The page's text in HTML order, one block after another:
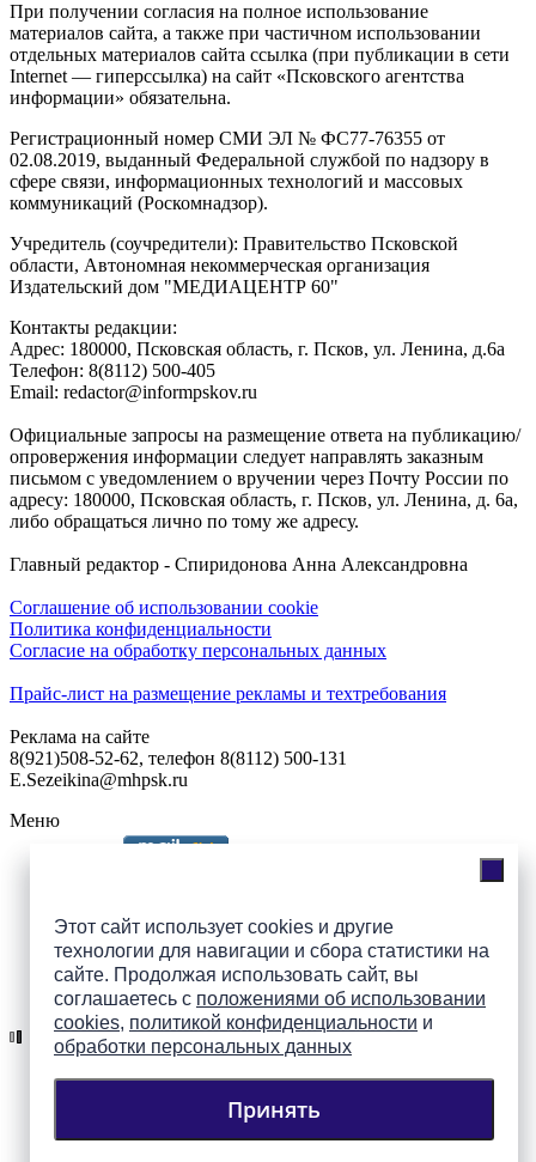
Этот сайт использует cookies и другие
технологии для навигации и сбора статистики на
сайте. Продолжая использовать сайт, вы
соглашаетесь с положениями об использовании
cookies, политикой конфиденциальности и
обработки персональных данных
Принять
При получении согласия на полное использование
материалов сайта, а также при частичном использовании
отдельных материалов сайта ссылка (при публикации в сети
Internet — гиперссылка) на сайт «Псковского агентства
информации» обязательна.
Регистрационный номер СМИ ЭЛ № ФС77-76355 от
02.08.2019, выданный Федеральной службой по надзору в
сфере связи, информационных технологий и массовых
коммуникаций (Роскомнадзор).
Учредитель (соучредители): Правительство Псковской
области, Автономная некоммерческая организация
Издательский дом "МЕДИАЦЕНТР 60"
Контакты редакции:
Адреc: 180000, Псковская область, г. Псков, ул. Ленина, д.6а
Телефон: 8(8112) 500-405
Email: redactor@informpskov.ru
Официальные запросы на размещение ответа на публикацию/
опровержения информации следует направлять заказным
письмом с уведомлением о вручении через Почту России по
адресу: 180000, Псковская область, г. Псков, ул. Ленина, д. 6а,
либо обращаться лично по тому же адресу.
Главный редактор - Спиридонова Анна Александровна
Соглашение об использовании cookie
Политика конфиденциальности
Согласие на обработку персональных данных
Прайс-лист на размещение рекламы и техтребования
Реклама на сайте
8(921)508-52-62, телефон 8(8112) 500-131
E.Sezeikina@mhpsk.ru
Меню
Подпишись на группы
ПАИ в соцсетях!